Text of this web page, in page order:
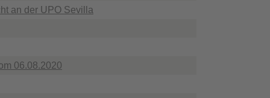
an der UPO Sevilla
06.08.2020